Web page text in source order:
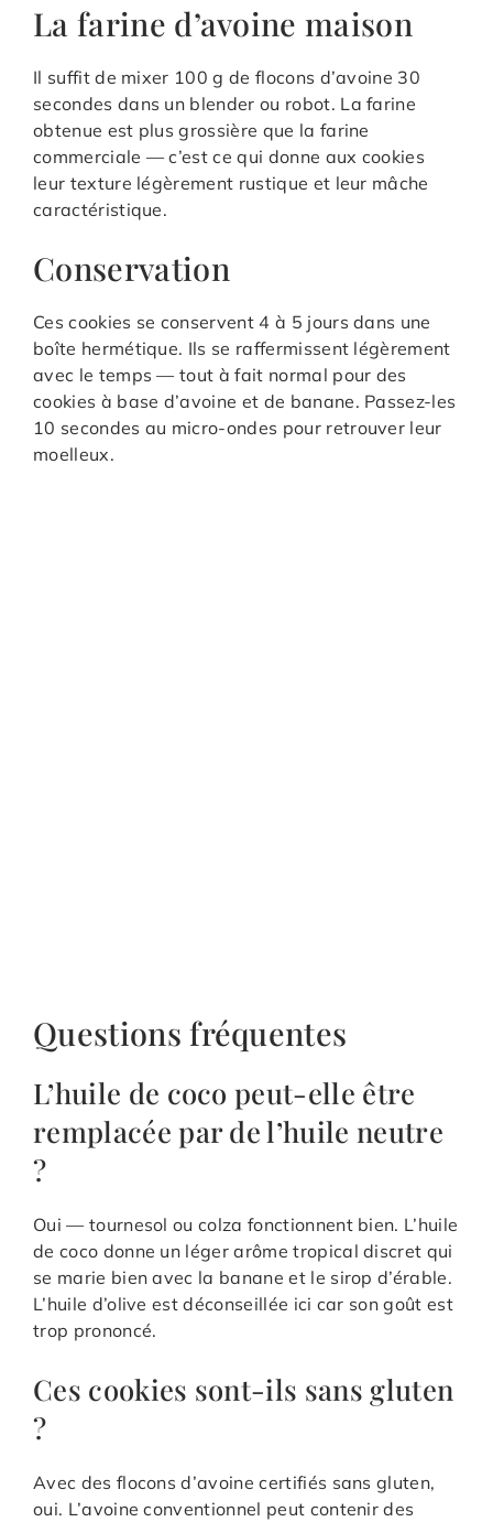
La farine d’avoine maison
Il suffit de mixer 100 g de flocons d’avoine 30
secondes dans un blender ou robot. La farine
obtenue est plus grossière que la farine
commerciale — c’est ce qui donne aux cookies
leur texture légèrement rustique et leur mâche
caractéristique.
Conservation
Ces cookies se conservent 4 à 5 jours dans une
boîte hermétique. Ils se raffermissent légèrement
avec le temps — tout à fait normal pour des
cookies à base d’avoine et de banane. Passez-les
10 secondes au micro-ondes pour retrouver leur
moelleux.
Questions fréquentes
L’huile de coco peut-elle être
remplacée par de l’huile neutre
?
Oui — tournesol ou colza fonctionnent bien. L’huile
de coco donne un léger arôme tropical discret qui
se marie bien avec la banane et le sirop d’érable.
L’huile d’olive est déconseillée ici car son goût est
trop prononcé.
Ces cookies sont-ils sans gluten
?
Avec des flocons d’avoine certifiés sans gluten,
oui. L’avoine conventionnel peut contenir des